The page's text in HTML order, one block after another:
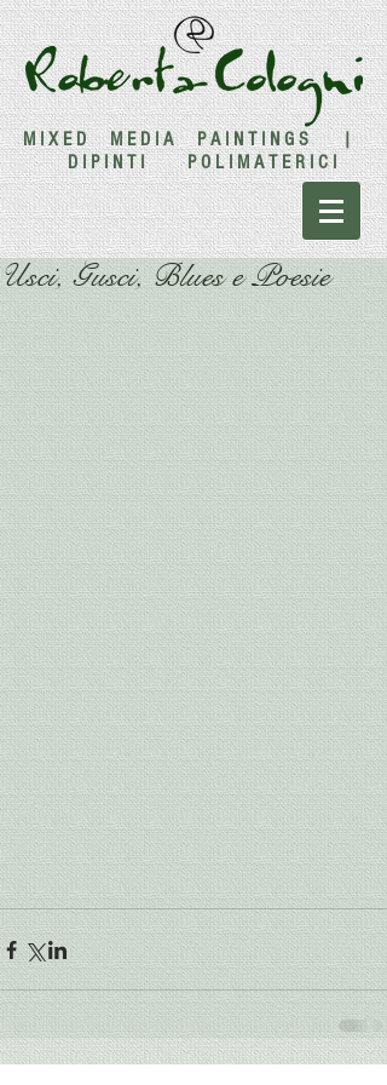
M I X E D M E D I A P A I N T I N G S |
D I P I N T I P O L I M A T E R I C I
Usci, Gusci, Blues e Poesie